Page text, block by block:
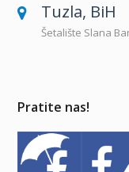
Tuzla, BiH
Šetalište Slana
Pratite nas!